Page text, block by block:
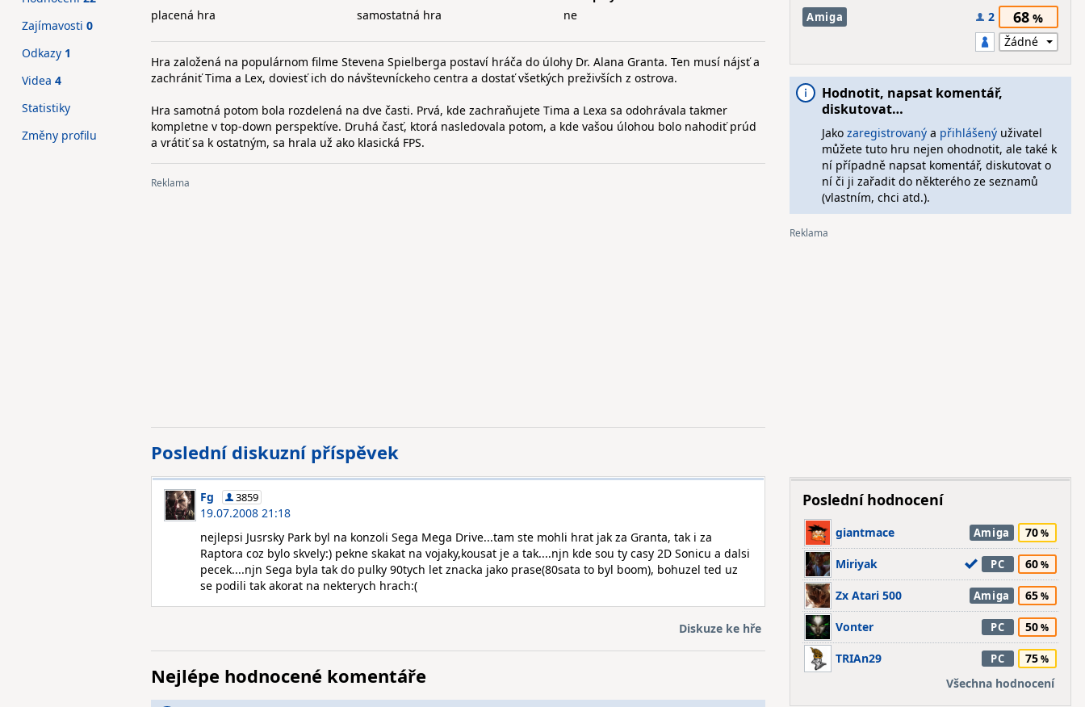
placená hra
samostatná hra
ne
Hra založená na populárnom filme Stevena Spielberga postaví hráča do úlohy Dr. Alana Granta. Ten musí nájsť a
zachrániť Tima a Lex, doviesť ich do návštevníckeho centra a dostať všetkých preživších z ostrova.
Hra samotná potom bola rozdelená na dve časti. Prvá, kde zachraňujete Tima a Lexa sa odohrávala takmer
kompletne v top-down perspektíve. Druhá časť, ktorá nasledovala potom, a kde vašou úlohou bolo nahodiť prúd
a vrátiť sa k ostatným, sa hrala už ako klasická FPS.
Poslední diskuzní příspěvek
Fg 3859
19.07.2008 21:18
nejlepsi Jusrsky Park byl na konzoli Sega Mega Drive...tam ste mohli hrat jak za Granta, tak i za
Raptora coz bylo skvely:) pekne skakat na vojaky,kousat je a tak....njn kde sou ty casy 2D Sonicu a dalsi
pecek....njn Sega byla tak do pulky 90tych let znacka jako prase(80sata to byl boom), bohuzel ted uz
se podili tak akorat na nekterych hrach:(
Diskuze ke hře
Nejlépe hodnocené komentáře
Zajímavosti 0
Odkazy 1
Videa 4
Statistiky
Změny profilu
Amiga 2 68
Hodnotit, napsat komentář,
diskutovat…
Jako zaregistrovanýa přihlášenýuživatel
můžete tuto hru nejen ohodnotit, ale také k
ní případně napsat komentář, diskutovat o
ní či ji zařadit do některého ze seznamů
(vlastním, chci atd.).
Poslední hodnocení
giantmace Amiga 70
Miriyak PC 60
Zx Atari 500 Amiga 65
Vonter PC 50
TRIAn29 PC
75
Všechna hodnocení